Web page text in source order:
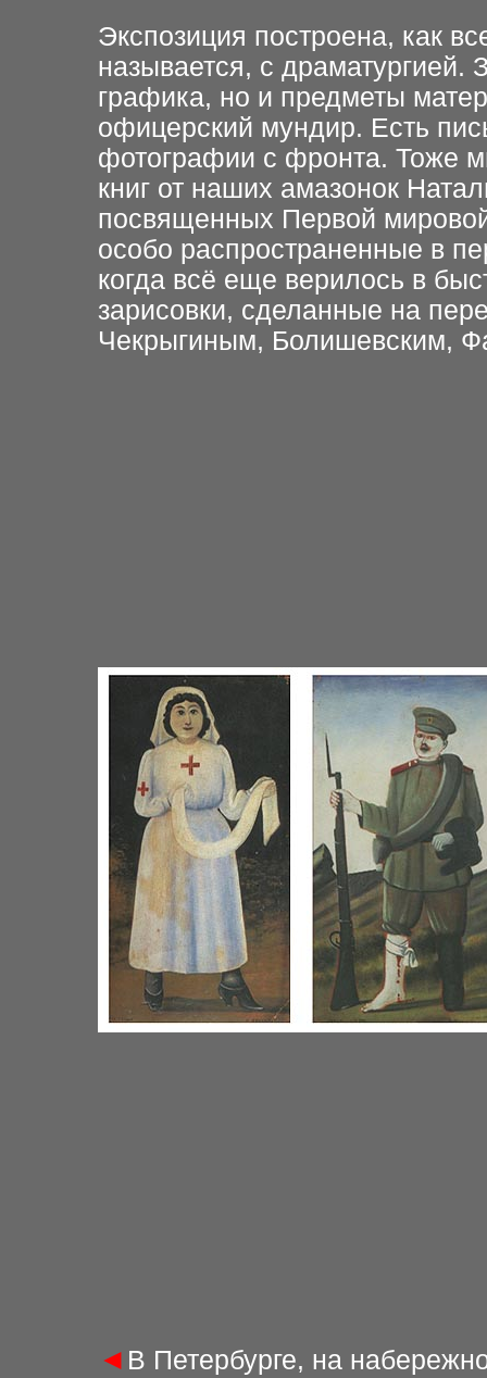
Экспозиция построена, как
называется, с драматургией.
графика, но и предметы
офицерский мундир. Есть
фотографии с фронта. Тоже
книг от наших амазонок
посвященных Первой
особо распространенные в
когда всё еще верилось в
зарисовки, сделанные на
Чекрыгиным, Болишевским,
◄ В Петербурге, на